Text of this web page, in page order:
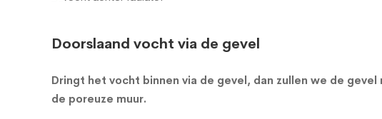
Doorslaand vocht via de gevel
Dringt het vocht binnen via de gevel, dan zullen we de
de poreuze muur.